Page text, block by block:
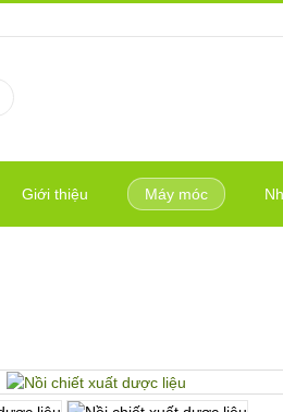
Giới thiệu Máy móc